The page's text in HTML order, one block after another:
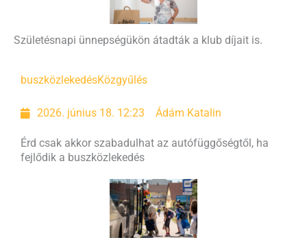
Születésnapi ünnepségükön átadták a klub díjait is.
buszközlekedésKözgyűlés
2026. június 18. 12:23 Ádám Katalin
Érd csak akkor szabadulhat az autófüggőségtől, ha
fejlődik a buszközlekedés